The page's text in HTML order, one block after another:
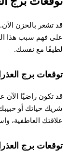
قد تشعر بالحزن
على فهم سبب هذا
لطيفًا مع نفسك.
توقعات برج
قد تكون راضيًا الآن
شريك حياتك أو
علاقتك العاطفية،
توقعات برج